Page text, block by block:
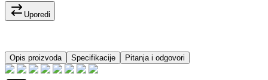
Uporedi
Opis proizvoda Specifikacije Pitanja i odgovori